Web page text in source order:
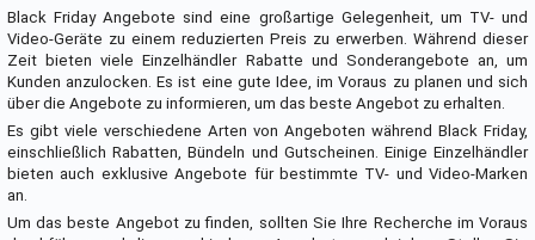
Black Friday Angebote sind eine großartige Gelegenheit, um TV- und
Video-Geräte zu einem reduzierten Preis zu erwerben. Während dieser
Zeit bieten viele Einzelhändler Rabatte und Sonderangebote an, um
Kunden anzulocken. Es ist eine gute Idee, im Voraus zu planen und sich
über die Angebote zu informieren, um das beste Angebot zu erhalten.
Es gibt viele verschiedene Arten von Angeboten während Black Friday,
einschließlich Rabatten, Bündeln und Gutscheinen. Einige Einzelhändler
bieten auch exklusive Angebote für bestimmte TV- und Video-Marken
an.
Um das beste Angebot zu finden, sollten Sie Ihre Recherche im Voraus